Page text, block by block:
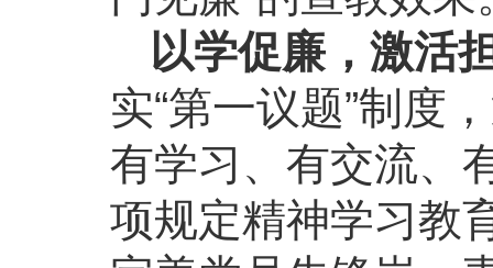
以学促廉，激活
实“第一议题”制度
有学习、有交流、
项规定精神学习教